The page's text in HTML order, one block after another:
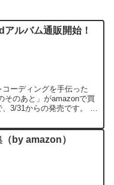
ルバム通販開始！
ーディングを手伝った
そのあと」がamazonで買
3/31からの発売です。 タ
by amazon）